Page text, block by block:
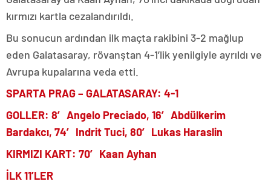
kırmızı kartla cezalandırıldı.
Bu sonucun ardından ilk maçta rakibini 3-2 mağlup
eden Galatasaray, rövanştan 4-1’lik yenilgiyle ayrıldı ve
Avrupa kupalarına veda etti.
SPARTA PRAG – GALATASARAY: 4-1
GOLLER: 8′ Angelo Preciado, 16′ Abdülkerim
Bardakcı, 74′ Indrit Tuci, 80′ Lukas Haraslin
KIRMIZI KART: 70′ Kaan Ayhan
İLK 11’LER